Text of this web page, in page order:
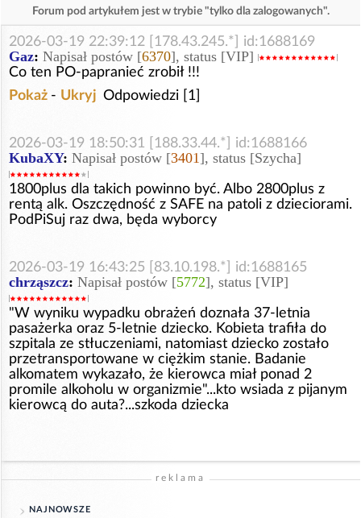
Forum pod artykułem jest w trybie "tylko dla zalogowanych".
2026-03-19 22:39:12 [178.43.245.*] id:1688169
Gaz: Napisał postów [6370], status [VIP]
Co ten PO-papranieć zrobił !!!
Pokaż - Ukryj Odpowiedzi [1]
2026-03-19 18:50:31 [188.33.44.*] id:1688166
KubaXY: Napisał postów [3401], status [Szycha]
1800plus dla takich powinno być. Albo 2800plus z
rentą alk. Oszczędność z SAFE na patoli z dzieciorami.
PodPiSuj raz dwa, będa wyborcy
2026-03-19 16:43:25 [83.10.198.*] id:1688165
chrząszcz: Napisał postów [5772], status [VIP]
"W wyniku wypadku obrażeń doznała 37-letnia
pasażerka oraz 5-letnie dziecko. Kobieta trafiła do
szpitala ze stłuczeniami, natomiast dziecko zostało
przetransportowane w ciężkim stanie. Badanie
alkomatem wykazało, że kierowca miał ponad 2
promile alkoholu w organizmie"...kto wsiada z pijanym
kierowcą do auta?...szkoda dziecka
reklama
NAJNOWSZE